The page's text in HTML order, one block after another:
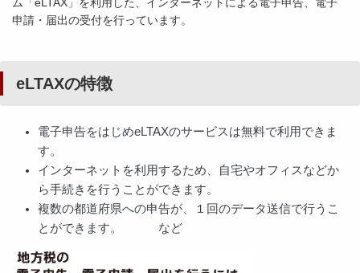
申請・届出の受付を行っています。
eLTAXの特徴
電子申告をはじめeLTAXのサービスは無料で利用できま
す。
インターネットを利用するため、自宅やオフィスなどか
ら手続きを行うことができます。
複数の都道府県への申告が、１回のデータ送信で行うこ
とができます。 など